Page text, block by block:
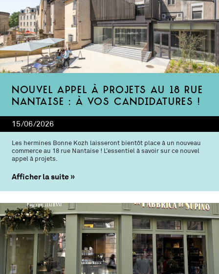
Nouvel appel à projets au 18 rue
Nantaise : à vos candidatures !
15/06/2026
Les hermines Bonne Kozh laisseront bientôt place à un nouveau
commerce au 18 rue Nantaise ! L’essentiel à savoir sur ce nouvel
appel à projets.
Afficher la suite